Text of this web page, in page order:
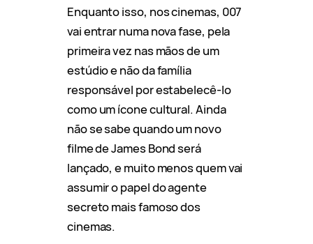
Enquanto isso, nos cinemas, 007
vai entrar numa nova fase, pela
primeira vez nas mãos de um
estúdio e não da família
responsável por estabelecê-lo
como um ícone cultural. Ainda
não se sabe quando um novo
filme de James Bond será
lançado, e muito menos quem vai
assumir o papel do agente
secreto mais famoso dos
cinemas.